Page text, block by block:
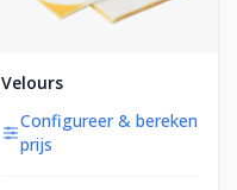
Velours
Configureer & bereken
prijs